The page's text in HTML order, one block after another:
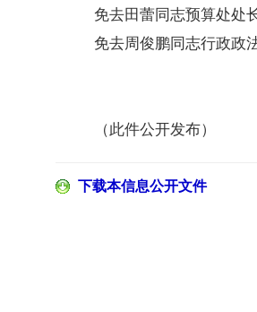
免去田蕾同志预算处处
免去周俊鹏同志行政政
（此件公开发布）
下载本信息公开文件